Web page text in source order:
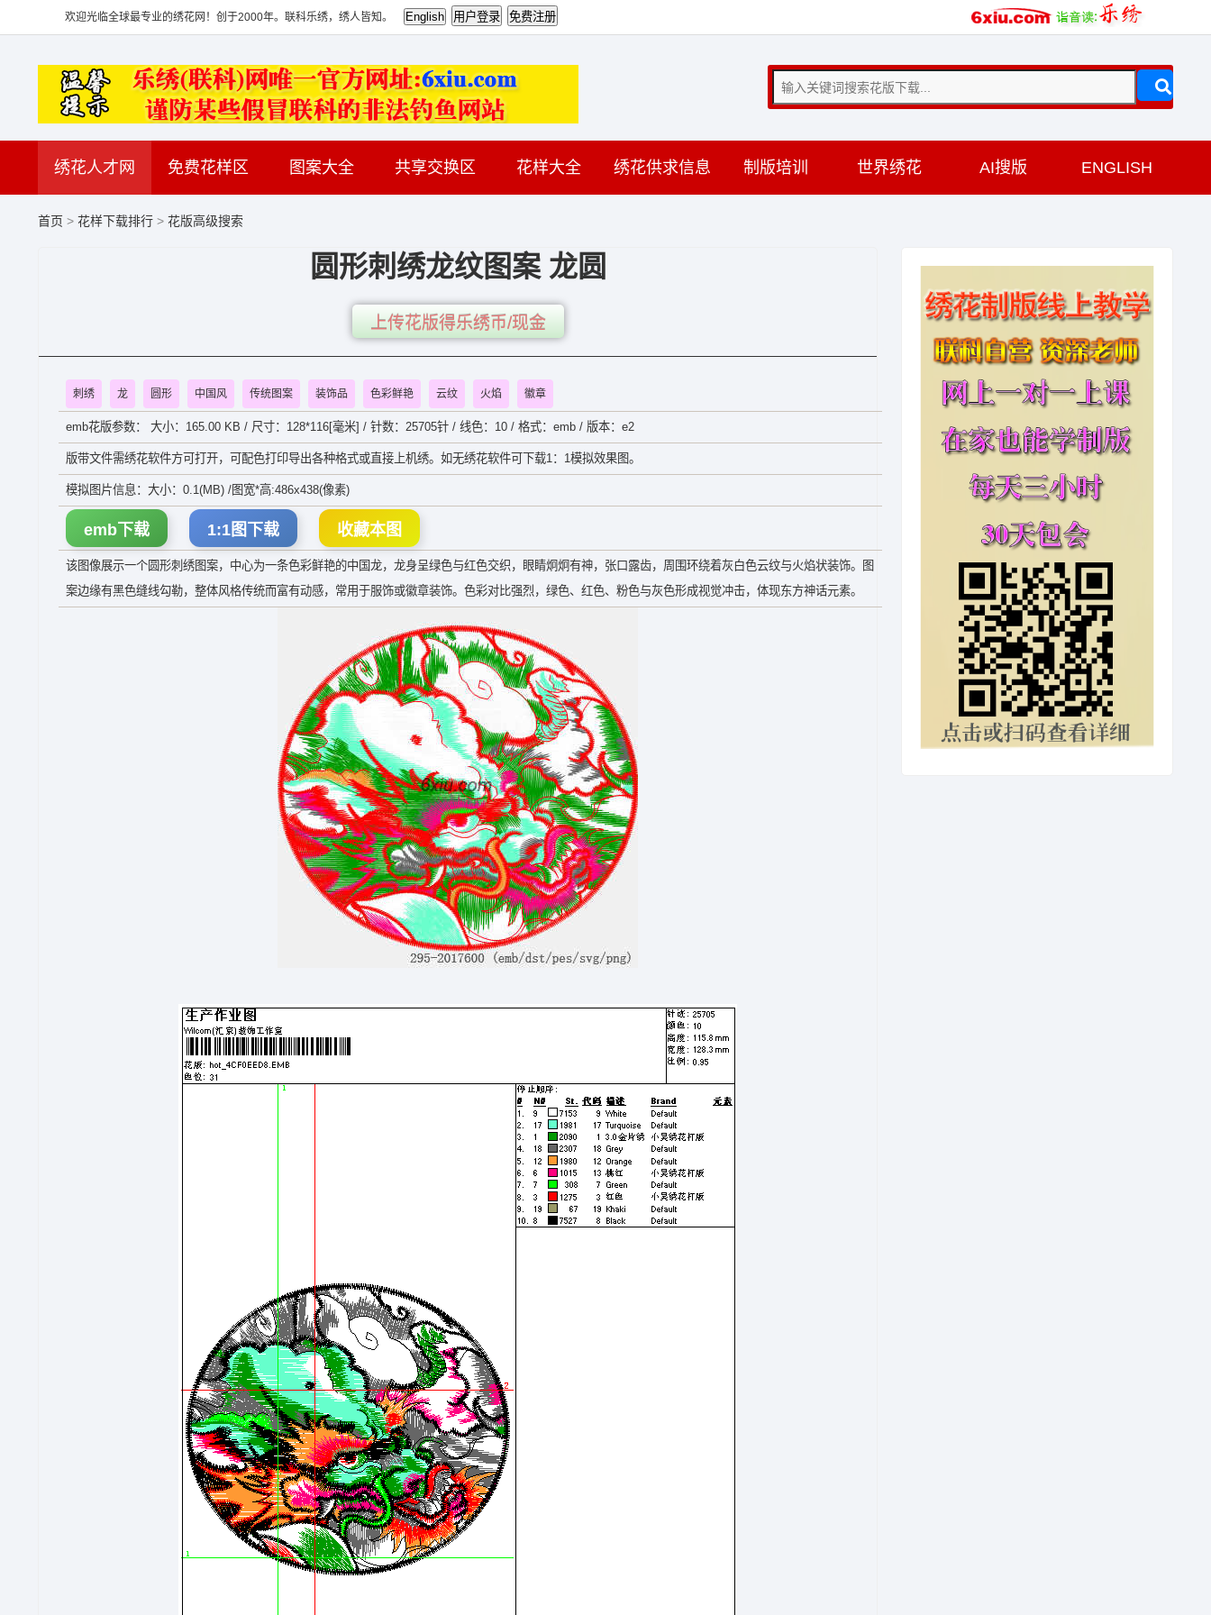
欢迎光临全球最专业的绣花网！创于2000年。联科乐绣，绣人皆知。
绣花人才网 免费花样区 图案大全 共享交换区 花样大全 绣花供求信息 制版培训 世界绣花 AI搜版 ENGLISH
首页 > 花样下载排行 > 花版高级搜索
圆形刺绣龙纹图案 龙圆
上传花版得乐绣币/现金
刺绣 龙 圆形 中国风 传统图案 装饰品 色彩鲜艳 云纹 火焰 徽章
emb花版参数： 大小：165.00 KB / 尺寸：128*116[毫米] / 针数：25705针 / 线色：10 / 格式：emb / 版本：e2
版带文件需绣花软件方可打开，可配色打印导出各种格式或直接上机绣。如无绣花软件可下载1：1模拟效果图。
模拟图片信息：大小：0.1(MB) /图宽*高:486x438(像素)
emb下载 1:1图下载 收藏本图
该图像展示一个圆形刺绣图案，中心为一条色彩鲜艳的中国龙，龙身呈绿色与红色交织，眼睛炯炯有神，张口露齿，周围环绕着灰白色云纹与火焰状装饰。图
案边缘有黑色缝线勾勒，整体风格传统而富有动感，常用于服饰或徽章装饰。色彩对比强烈，绿色、红色、粉色与灰色形成视觉冲击，体现东方神话元素。